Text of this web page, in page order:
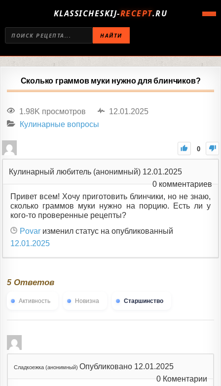
KLASSICHESKIJ-RECEPT.RU
НАЙТИ
Сколько граммов муки нужно для блинчиков?
1.98K просмотров
12.01.2025
Кулинарные вопросы
0
Кулинарный любитель (анонимный) 12.01.2025
0комментариев
Привет всем! Хочу приготовить блинчики, но не знаю,
сколько граммов муки нужно на порцию. Есть ли у
кого-то проверенные рецепты?
Povar изменил статус на опубликованный
12.01.2025
5 Ответов
Активность Новизна Старшинство
Сладкоежка (анонимный) Опубликовано 12.01.2025
0Коментарии